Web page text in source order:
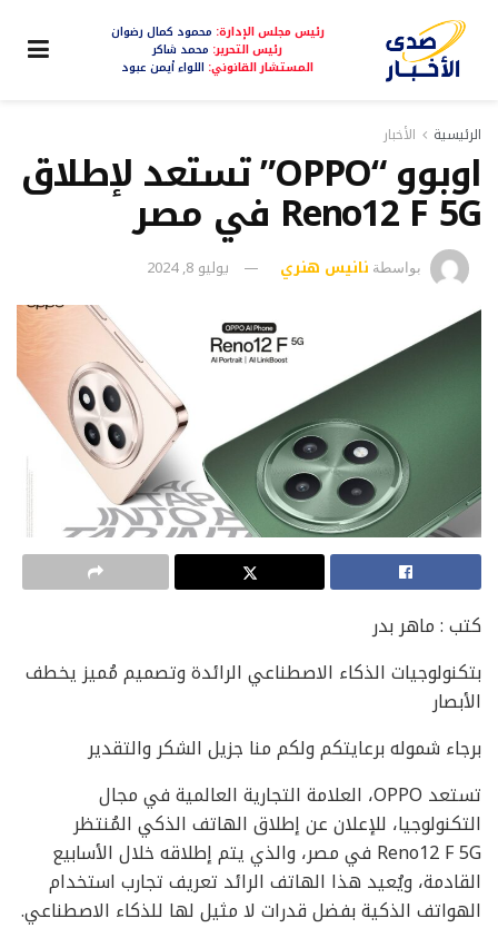
رئيس مجلس الإدارة: محمود كمال رضوان
رئيس التحرير: محمد شاكر
المستشار القانوني: اللواء أيمن عبود
الرئيسية الأخبار
اوبوو “OPPO” تستعد لإطلاق
Reno12 F 5G في مصر
بواسطة نانيس هنري يوليو 8, 2024
كتب : ماهر بدر
بتكنولوجيات الذكاء الاصطناعي الرائدة وتصميم مُميز يخطف
الأبصار
برجاء شموله برعايتكم ولكم منا جزيل الشكر والتقدير
تستعد OPPO، العلامة التجارية العالمية في مجال
التكنولوجيا، للإعلان عن إطلاق الهاتف الذكي المُنتظر
Reno12 F 5G في مصر، والذي يتم إطلاقه خلال الأسابيع
القادمة، ويُعيد هذا الهاتف الرائد تعريف تجارب استخدام
الهواتف الذكية بفضل قدرات لا مثيل لها للذكاء الاصطناعي.